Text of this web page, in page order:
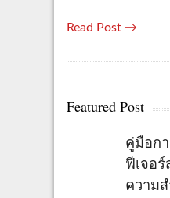
Read Post →
Featured Post
คู่มือก
ฟีเจอ
ความ